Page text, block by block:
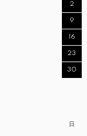
2
9
16
23
30
日